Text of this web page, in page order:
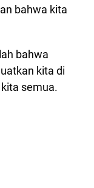
bahwa kita
bahwa
kita di
semua.